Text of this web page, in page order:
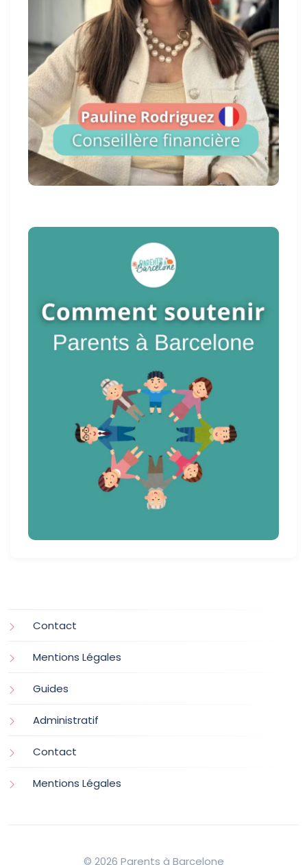
Contact
Mentions Légales
Guides
Administratif
Contact
Mentions Légales
© 2026 Parents à Barcelone